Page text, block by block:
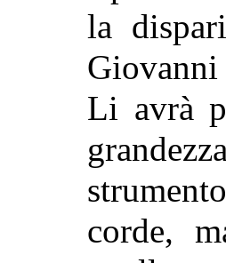
la
Li avrà
corde,